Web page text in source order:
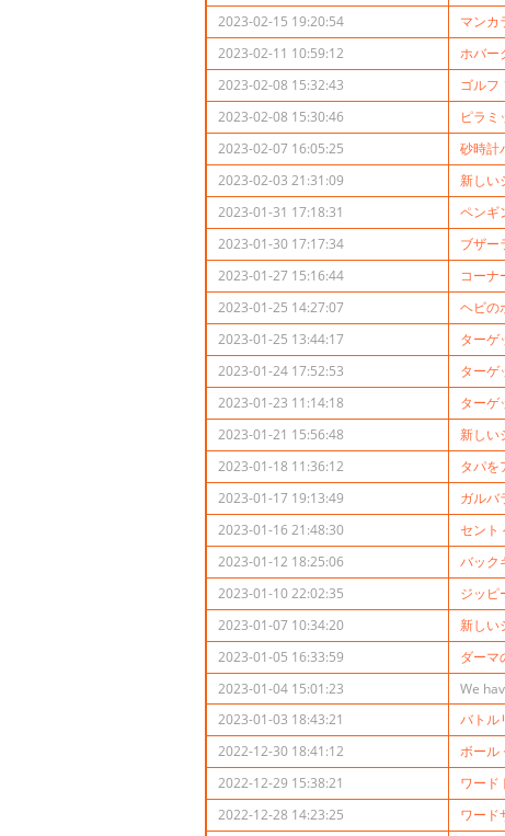
2023-02-15 19:20:54
マンカ
2023-02-11 10:59:12
ホバー
2023-02-08 15:32:43
ゴルフ
2023-02-08 15:30:46
ピラミ
2023-02-07 16:05:25
砂時計
2023-02-03 21:31:09
新しい
2023-01-31 17:18:31
ペンギ
2023-01-30 17:17:34
ブザー
2023-01-27 15:16:44
コーナ
2023-01-25 14:27:07
ヘビの
2023-01-25 13:44:17
ターゲ
2023-01-24 17:52:53
ターゲ
2023-01-23 11:14:18
ターゲ
2023-01-21 15:56:48
新しい
2023-01-18 11:36:12
タパを
2023-01-17 19:13:49
ガルバ
2023-01-16 21:48:30
セント
2023-01-12 18:25:06
バック
2023-01-10 22:02:35
ジッピ
2023-01-07 10:34:20
新しい
2023-01-05 16:33:59
ダーマ
2023-01-04 15:01:23
We
2023-01-03 18:43:21
バトル
2022-12-30 18:41:12
ボール
2022-12-29 15:38:21
ワード
2022-12-28 14:23:25
ワード